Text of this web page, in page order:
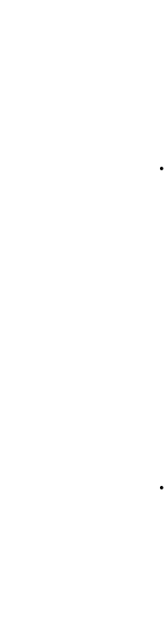
•
•